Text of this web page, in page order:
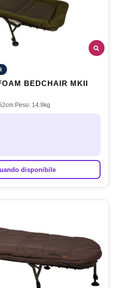
BEDCHAIR MKII
Peso: 14.9kg
disponibile